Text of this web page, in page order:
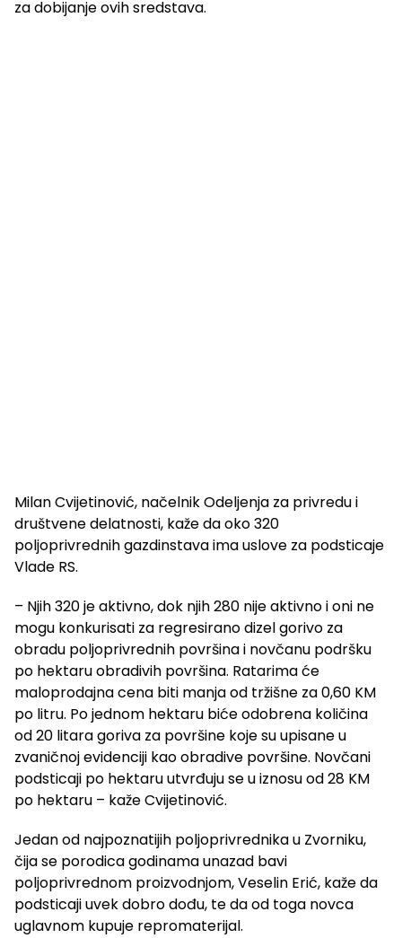
za dobijanje ovih sredstava.
Milan Cvijetinović, načelnik Odeljenja za privredu i
društvene delatnosti, kaže da oko 320
poljoprivrednih gazdinstava ima uslove za podsticaje
Vlade RS.
– Njih 320 je aktivno, dok njih 280 nije aktivno i oni ne
mogu konkurisati za regresirano dizel gorivo za
obradu poljoprivrednih površina i novčanu podršku
po hektaru obradivih površina. Ratarima će
maloprodajna cena biti manja od tržišne za 0,60 KM
po litru. Po jednom hektaru biće odobrena količina
od 20 litara goriva za površine koje su upisane u
zvaničnoj evidenciji kao obradive površine. Novčani
podsticaji po hektaru utvrđuju se u iznosu od 28 KM
po hektaru – kaže Cvijetinović.
Jedan od najpoznatijih poljoprivrednika u Zvorniku,
čija se porodica godinama unazad bavi
poljoprivrednom proizvodnjom, Veselin Erić, kaže da
podsticaji uvek dobro dođu, te da od toga novca
uglavnom kupuje repromaterijal.